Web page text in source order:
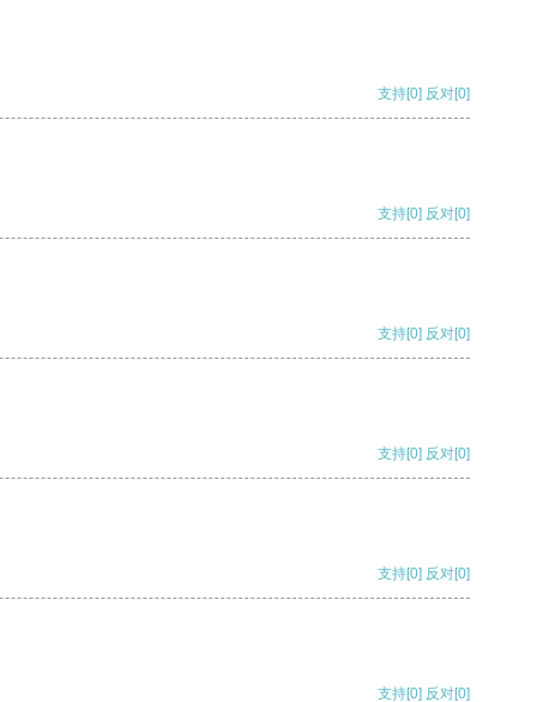
支持[0] 反对[0]
支持[0] 反对[0]
支持[0] 反对[0]
支持[0] 反对[0]
支持[0] 反对[0]
支持[0] 反对[0]